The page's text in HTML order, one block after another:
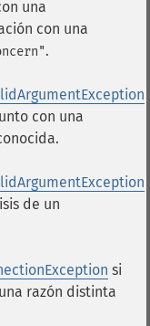
una
con una
.
con una
de un
si
razón distinta